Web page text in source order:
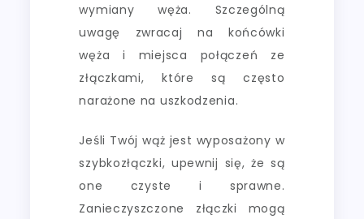
wymiany węża. Szczególną
uwagę zwracaj na końcówki
węża i miejsca połączeń ze
złączkami, które są często
narażone na uszkodzenia.
Jeśli Twój wąż jest wyposażony w
szybkozłączki, upewnij się, że są
one czyste i sprawne.
Zanieczyszczone złączki mogą